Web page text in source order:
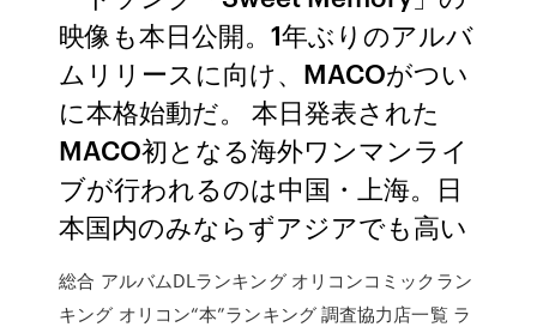
映像も本日公開。1年ぶりのアルバ
ムリリースに向け、MACOがつい
に本格始動だ。 本日発表された
MACO初となる海外ワンマンライ
ブが行われるのは中国・上海。日
本国内のみならずアジアでも高い
総合 アルバムDLランキング オリコンコミックラン
キング オリコン“本”ランキング 調査協力店一覧 ラ